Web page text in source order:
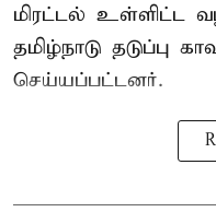
மிரட்டல் உள்ளிட்ட
தமிழ்நாடு தடுப்பு
செய்யப்பட்டனர்.